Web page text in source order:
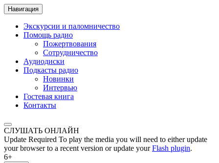
Навигация
Экскурсии и паломничество
Помощь радио
Пожертвования
Сотрудничество
Аудиодиски
Подкасты радио
Новинки
Интервью
Гостевая книга
Контакты
СЛУШАТЬ ОНЛАЙН
Update Required To play the media you will need to either update
your browser to a recent version or update yourFlash plugin.
6+